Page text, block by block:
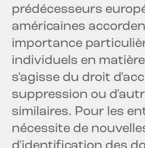
prédécesseurs
américaines
importance
individuels en
s'agisse du droit
suppression ou
similaires. Pour les
nécessite de